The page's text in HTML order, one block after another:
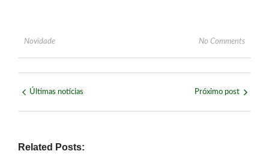
Novidade No Comments
Últimas notícias Próximo post
Related Posts: